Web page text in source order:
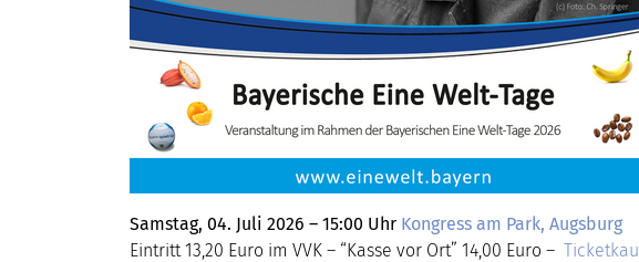
Samstag, 04. Juli 2026 – 15:00 Uhr Kongress am Park, Augsburg
Eintritt 13,20 Euro im VVK – “Kasse vor Ort” 14,00 Euro –